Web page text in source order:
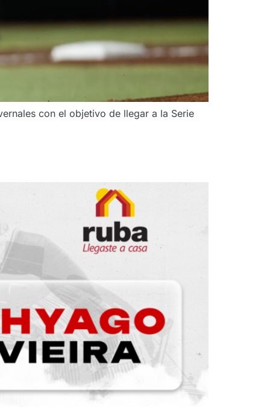
con el objetivo de llegar a la Serie